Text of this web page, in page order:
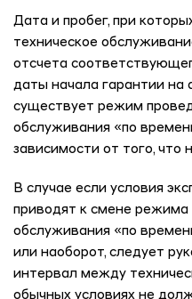
Дата и пробег, при
техническое
отсчета
даты начала гарантии на
существует режим
обслуживания «по
зависимости от того, что
В случае если условия
приводят к смене режима
обслуживания «по
или наоборот, следует
интервал между
обычных условиях не